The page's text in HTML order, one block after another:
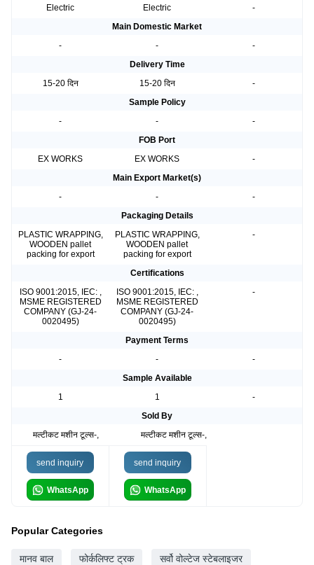
Electric
Electric
-
Main Domestic Market
-
-
-
Delivery Time
15-20 दिन
15-20 दिन
-
Sample Policy
-
-
-
FOB Port
EX WORKS
EX WORKS
-
Main Export Market(s)
-
-
-
Packaging Details
PLASTIC WRAPPING,
WOODEN pallet
packing for export
PLASTIC WRAPPING,
WOODEN pallet
packing for export
-
Certifications
ISO 9001:2015, IEC: ,
MSME REGISTERED
COMPANY (GJ-24-
0020495)
ISO 9001:2015, IEC: ,
MSME REGISTERED
COMPANY (GJ-24-
0020495)
-
Payment Terms
-
-
-
Sample Available
1
1
-
Sold By
मल्टीकट मशीन टूल्स-,
मल्टीकट मशीन टूल्स-,
send inquiry
WhatsApp
send inquiry
WhatsApp
Popular Categories
मानव बाल फोर्कलिफ्ट ट्रक सर्वो वोल्टेज स्टेबलाइजर